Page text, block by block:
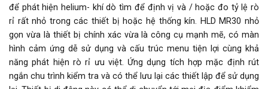
để phát hiện helium- khí dò tìm để định vị và / hoặc đo tỷ lệ rò
rỉ rất nhỏ trong các thiết bị hoặc hệ thống kín. HLD MR30 nhỏ
gọn vừa là thiết bị chính xác vừa là công cụ mạnh mẽ, có màn
hình cảm ứng dễ sử dụng và cấu trúc menu tiện lợi cùng khả
năng phát hiện rò rỉ ưu việt. Ứng dụng tích hợp mặc định rút
ngắn chu trình kiểm tra và có thể lưu lại các thiết lập để sử dụng